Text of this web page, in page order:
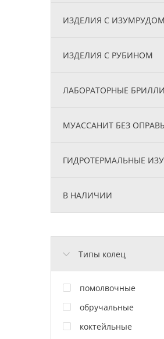
ИЗДЕЛИЯ С ИЗУМРУДОМ
ИЗДЕЛИЯ С РУБИНОМ
ЛАБОРАТОРНЫЕ
МУАССАНИТ БЕЗ
ГИДРОТЕРМАЛЬНЫЕ
В НАЛИЧИИ
Типы колец
помолвочные
обручальные
коктейльные